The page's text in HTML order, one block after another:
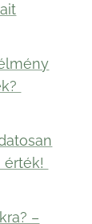
érték!
–